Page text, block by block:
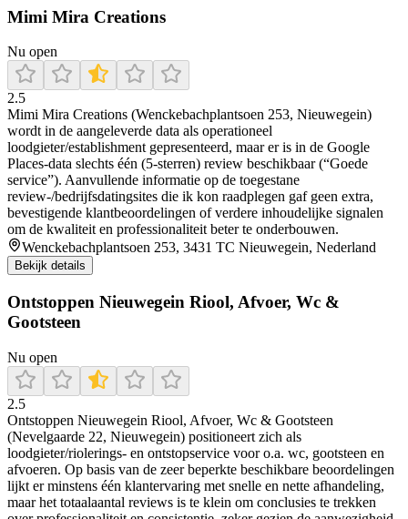
Mimi Mira Creations
Nu open
2.5
Mimi Mira Creations (Wenckebachplantsoen 253, Nieuwegein)
wordt in de aangeleverde data als operationeel
loodgieter/establishment gepresenteerd, maar er is in de Google
Places-data slechts één (5-sterren) review beschikbaar (“Goede
service”). Aanvullende informatie op de toegestane
review-/bedrijfsdatingsites die ik kon raadplegen gaf geen extra,
bevestigende klantbeoordelingen of verdere inhoudelijke signalen
om de kwaliteit en professionaliteit beter te onderbouwen.
Wenckebachplantsoen 253, 3431 TC Nieuwegein, Nederland
Bekijk details
Ontstoppen Nieuwegein Riool, Afvoer, Wc &
Gootsteen
Nu open
2.5
Ontstoppen Nieuwegein Riool, Afvoer, Wc & Gootsteen
(Nevelgaarde 22, Nieuwegein) positioneert zich als
loodgieter/riolerings- en ontstopservice voor o.a. wc, gootsteen en
afvoeren. Op basis van de zeer beperkte beschikbare beoordelingen
lijkt er minstens één klantervaring met snelle en nette afhandeling,
maar het totaalaantal reviews is te klein om conclusies te trekken